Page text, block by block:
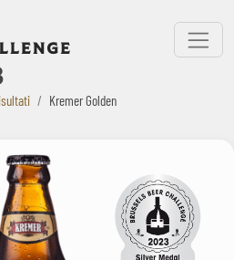
Bruxelles Beer Challenge
Menu
Kremer Golden